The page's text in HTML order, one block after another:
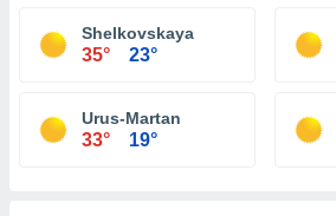
Shelkovskaya
35° 23°
Urus-Martan
33° 19°